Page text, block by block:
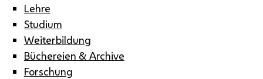
Lehre
Studium
Weiterbildung
Büchereien & Archive
Forschung